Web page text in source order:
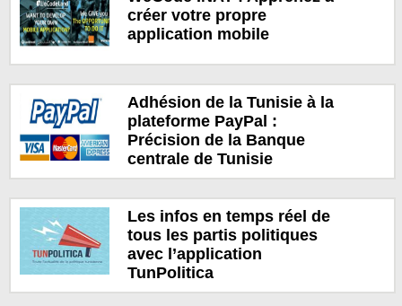
créer votre propre
application mobile
Adhésion de la Tunisie à la
plateforme PayPal :
Précision de la Banque
centrale de Tunisie
Les infos en temps réel de
tous les partis politiques
avec l’application
TunPolitica